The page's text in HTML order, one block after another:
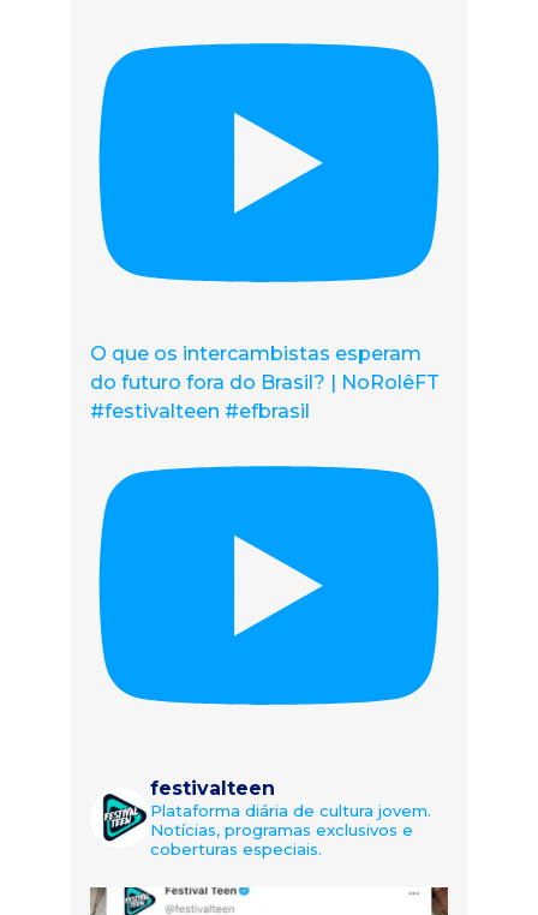
O que os intercambistas esperam
do futuro fora do Brasil? | NoRolêFT
#festivalteen #efbrasil
festivalteen
Plataforma diária de cultura jovem.
Notícias, programas exclusivos e
coberturas especiais.